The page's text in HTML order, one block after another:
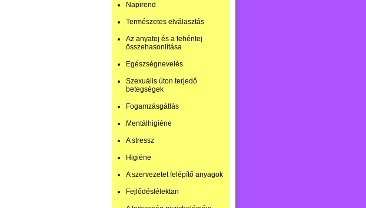
Napirend
Természetes elválasztás
Az anyatej és a tehéntej
összehasonlítása
Egészségnevelés
Szexuális úton terjedő
betegségek
Fogamzásgátlás
Mentálhigiéne
A stressz
Higiéne
A szervezetet felépítő anyagok
Fejlődéslélektan